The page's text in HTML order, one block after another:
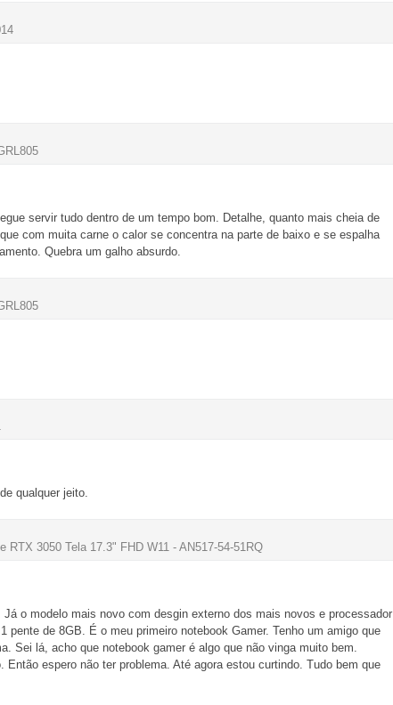
servir tudo dentro de um tempo bom. Detalhe, quanto mais cheia de
com muita carne o calor se concentra na parte de baixo e se espalha
Quebra um galho absurdo.
qualquer jeito.
RTX 3050 Tela 17.3" FHD W11 - AN517-54-51RQ
o modelo mais novo com desgin externo dos mais novos e processador
de 8GB. É o meu primeiro notebook Gamer. Tenho um amigo que
Sei lá, acho que notebook gamer é algo que não vinga muito bem.
espero não ter problema. Até agora estou curtindo. Tudo bem que